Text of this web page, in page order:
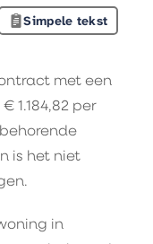
Simpele tekst
met een
1.184,82 per
is het niet
in